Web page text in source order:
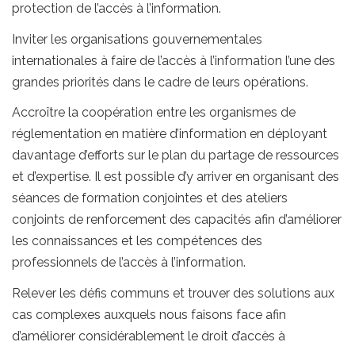
protection de l’accès à l’information.
Inviter les organisations gouvernementales
internationales à faire de l’accès à l’information l’une des
grandes priorités dans le cadre de leurs opérations.
Accroître la coopération entre les organismes de
réglementation en matière d’information en déployant
davantage d’efforts sur le plan du partage de ressources
et d’expertise. Il est possible d’y arriver en organisant des
séances de formation conjointes et des ateliers
conjoints de renforcement des capacités afin d’améliorer
les connaissances et les compétences des
professionnels de l’accès à l’information.
Relever les défis communs et trouver des solutions aux
cas complexes auxquels nous faisons face afin
d’améliorer considérablement le droit d’accès à